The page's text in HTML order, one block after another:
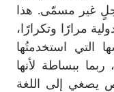
غير مسمّى. هذا
مرارًا وتكرارًا،
التي استخدمتُها
، ربما ببساطة لأنها
إلى اللغة